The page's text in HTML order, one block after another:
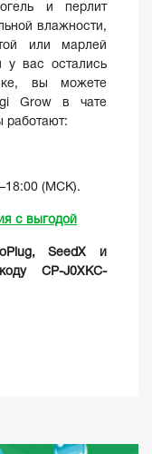
и перлит
влажности,
или марлей
у вас остались
вы можете
Grow в чате
работают:
(МСК).
с выгодой
SeedX и
CP-J0XKC-